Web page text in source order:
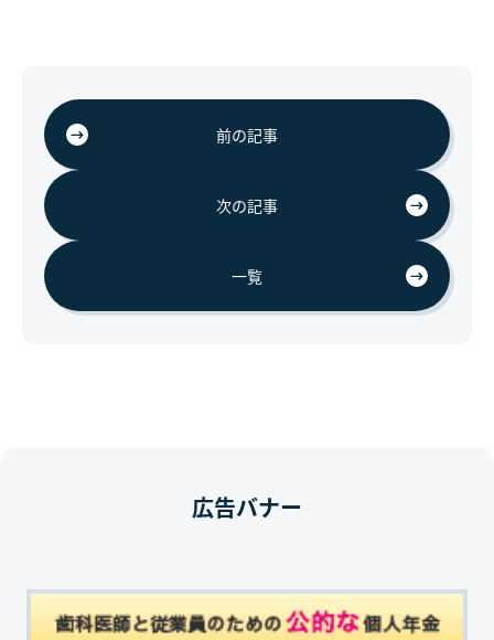
前の記事
次の記事
一覧
広告バナー